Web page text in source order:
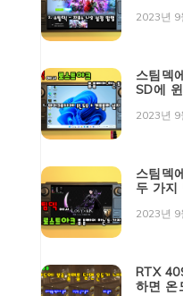
2023년 9
스팀덱
SD에
2023년 9
스팀덱
두 가지
2023년 9
RTX
하면 온